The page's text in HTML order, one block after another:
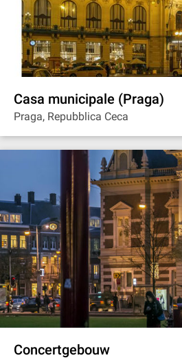
Casa municipale (Praga)
Praga, Repubblica Ceca
Concertgebouw